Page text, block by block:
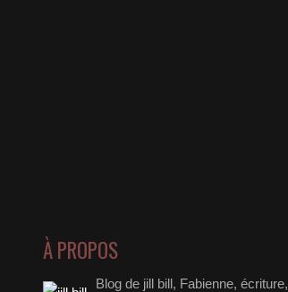
À PROPOS
Blog de jill bill, Fabienne, écriture,